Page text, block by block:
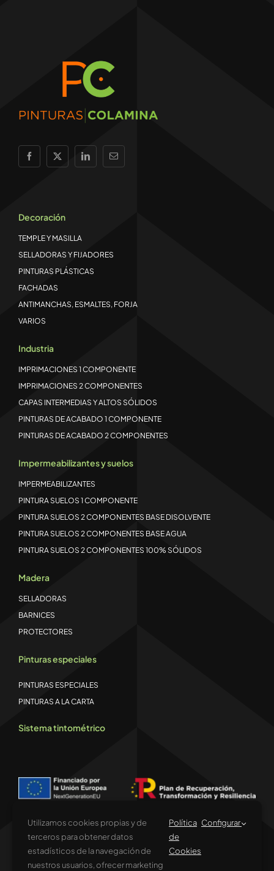
Decoración
TEMPLE Y MASILLA
SELLADORAS Y FIJADORES
PINTURAS PLÁSTICAS
FACHADAS
ANTIMANCHAS, ESMALTES, FORJA
VARIOS
Industria
IMPRIMACIONES 1 COMPONENTE
IMPRIMACIONES 2 COMPONENTES
CAPAS INTERMEDIAS Y ALTOS SÓLIDOS
PINTURAS DE ACABADO 1 COMPONENTE
PINTURAS DE ACABADO 2 COMPONENTES
Impermeabilizantes y suelos
IMPERMEABILIZANTES
PINTURA SUELOS 1 COMPONENTE
PINTURA SUELOS 2 COMPONENTES BASE DISOLVENTE
PINTURA SUELOS 2 COMPONENTES BASE AGUA
PINTURA SUELOS 2 COMPONENTES 100% SÓLIDOS
Madera
SELLADORAS
BARNICES
PROTECTORES
Pinturas especiales
PINTURAS ESPECIALES
PINTURAS A LA CARTA
Sistema tintométrico
Financiado por la Unión Europea – NextGenerationEU. Sin embargo, los
puntos de vista y las opiniones expresadas son únicamente los del autor o
Utilizamos cookies propias y de
terceros para obtener datos
estadísticos de la navegación de
nuestros usuarios, ofrecer marketing
Política
de
Cookies
Configurar